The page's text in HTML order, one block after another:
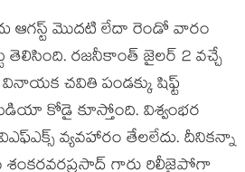
ఆగస్ట్ మొదటి లేదా రెండో వారం
తెలిసింది. రజనీకాంత్ జైలర్ 2 వచ్చే
చవితి పండక్కు షిఫ్ట్
కోడై కూస్తోంది. విశ్వంభర
వ్యవహారం తేలలేదు. దీనికన్నా